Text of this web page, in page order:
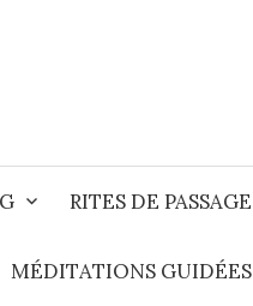
RITES DE PASSAGE
MÉDITATIONS GUIDÉES